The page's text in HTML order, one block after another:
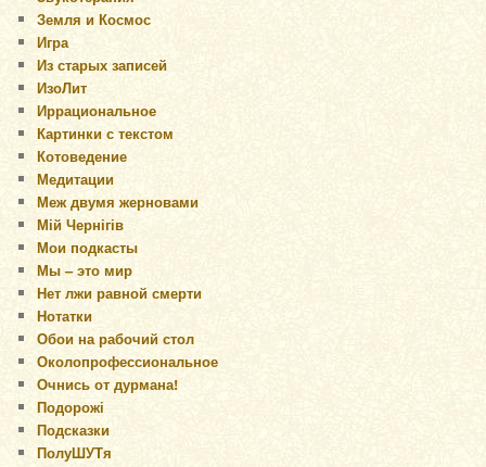
Земля и Космос
Игра
Из старых записей
ИзоЛит
Иррациональное
Картинки с текстом
Котоведение
Медитации
Меж двумя жерновами
Мій Чернігів
Мои подкасты
Мы – это мир
Нет лжи равной смерти
Нотатки
Обои на рабочий стол
Околопрофессиональное
Очнись от дурмана!
Подорожі
Подсказки
ПолуШУТя